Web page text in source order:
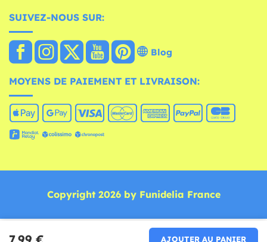
7,99 € AJOUTER AU PANIER
SUIVEZ-NOUS SUR:
Blog
MOYENS DE PAIEMENT ET LIVRAISON:
Copyright 2026 by Funidelia France